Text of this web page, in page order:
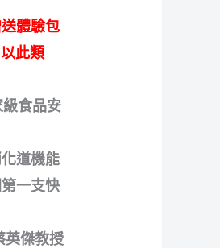
體驗包
此類
食品安
道機能
一支快
英傑教授